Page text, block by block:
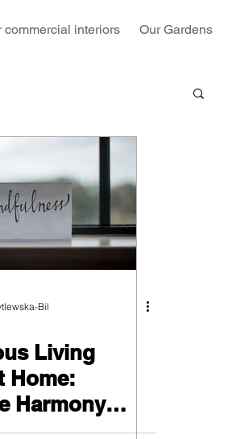
commercial interiors Our Gardens
Bil
Living
Home:
Harmony
Interior